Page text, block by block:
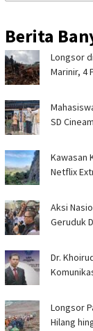
Berita
Longsor
Marinir, 4
SD
Kawasan
Netflix
Aksi
Geruduk
Dr.
Longsor
Hilang